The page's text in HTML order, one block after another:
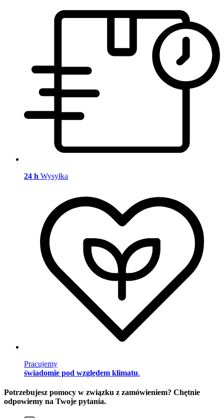
24 h Wysyłka
Pracujemy
świadomie pod względem klimatu.
Potrzebujesz pomocy w związku z zamówieniem? Chętnie
odpowiemy na Twoje pytania.